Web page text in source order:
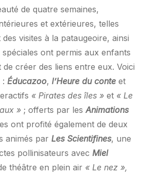
de quatre semaines,
et extérieures, telles
visites à la pataugeoire, ainsi
spéciales ont permis aux enfants
de créer des liens entre eux. Voici
: Éducazoo, l’Heure du conte et
« Pirates des îles » et « Le
» ; offerts par lesAnimations
ont profité également de deux
animés par Les Scientifines, une
pollinisateurs avec Miel
théâtre en plein air « Le nez »,